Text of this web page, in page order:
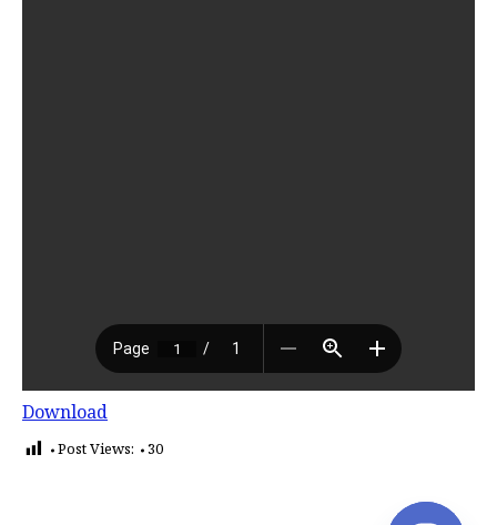
Download
Post Views: 30